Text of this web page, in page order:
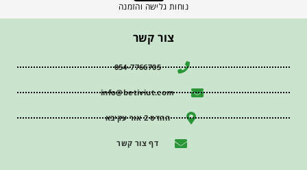
נוחות גלישה והזמנה
צור קשר
054-7766705
info@betiviut.com
ההדס 2 אור עקיבא
דף צור קשר